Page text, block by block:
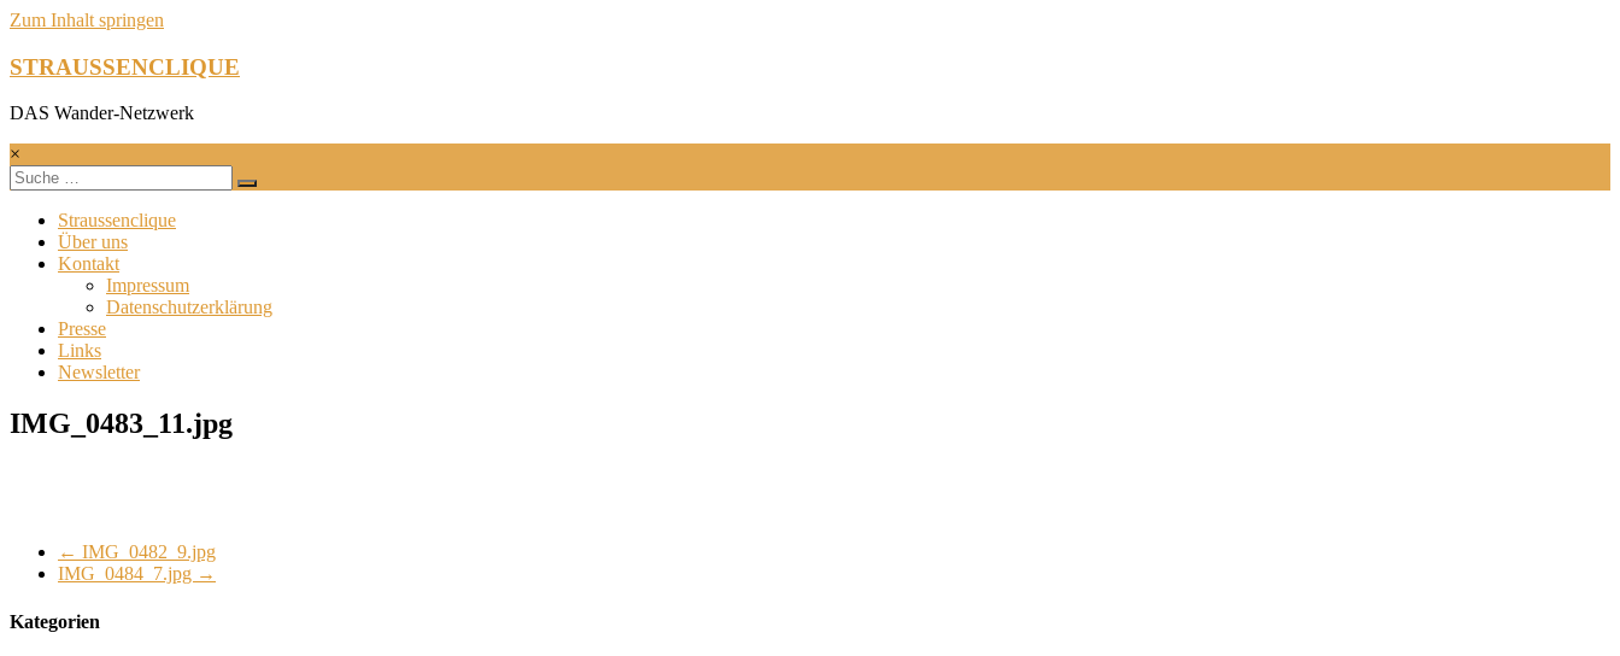
Zum Inhalt springen
STRAUSSENCLIQUE
DAS Wander-Netzwerk
×
Straussenclique
Über uns
Kontakt
Impressum
Datenschutzerklärung
Presse
Links
Newsletter
IMG_0483_11.jpg
← IMG_0482_9.jpg
IMG_0484_7.jpg →
Kategorien